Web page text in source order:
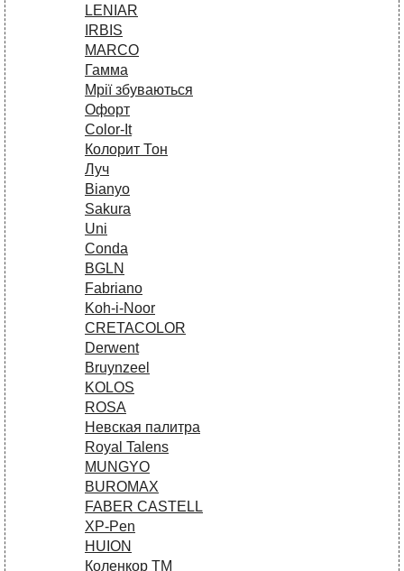
LENIAR
IRBIS
MARCO
Гамма
Мрії збуваються
Офорт
Сolor-It
Колорит Тон
Луч
Bianyo
Sakura
Uni
Conda
BGLN
Fabriano
Koh-i-Noor
CRETACOLOR
Derwent
Bruynzeel
KOLOS
ROSA
Невская палитра
Royal Talens
MUNGYO
BUROMAX
FABER CASTELL
XP-Pen
HUION
Коленкор ТМ